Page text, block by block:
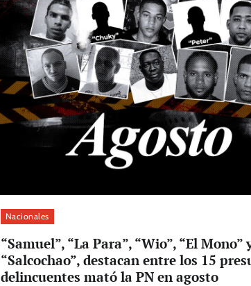
Nacionales
“Samuel”, “La Para”, “Wio”, “El Mono”
“Salcochao”, destacan entre los 15
delincuentes mató la PN en agosto